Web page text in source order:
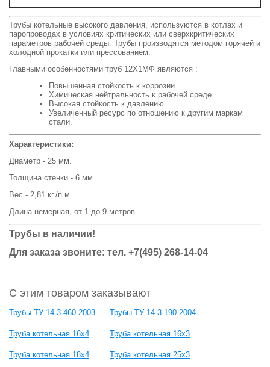
Трубы котельные высокого давления, используются в котлах и
паропроводах в условиях критических или сверхкритических
параметров рабочей среды. Трубы производятся методом горячей и
холодной прокатки или прессованием.
Главными особенностями труб 12Х1МФ являются :
Повышенная стойкость к коррозии.
Химическая нейтральность к рабочей среде.
Высокая стойкость к давлению.
Увеличенный ресурс по отношению к другим маркам
стали.
Характеристики:
Диаметр - 25 мм.
Толщина стенки - 6 мм.
Вес - 2,81 кг./п.м..
Длина немерная, от 1 до 9 метров.
Трубы в наличии!
Для заказа звоните: тел. +7(495) 268-14-04
С этим товаром заказывают
Трубы ТУ 14-3-460-2003 Трубы ТУ 14-3-190-2004
Труба котельная 16х4 Труба котельная 16х3
Труба котельная 18х4 Труба котельная 25х3